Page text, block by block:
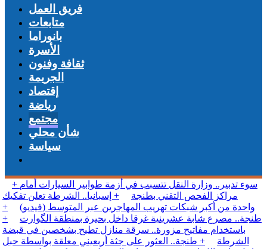
فريق العمل
متابعات
بانوراما
الأسرة
ثقافة وفنون
الجريمة
إقتصاد
رياضة
مجتمع
شأن محلي
سياسة
+ سوء تدبير.. وزارة النقل تتسبب في أزمة طوابير
السيارات أمام مراكز الفحص التقني بطنجة
+ إسبانيا..
الشرطة تعلن تفكيك واحدة من أكبر شبكات تهريب
المهاجرين عبر المتوسط (فيديو)
+ طنجة.. مصرع شابة
عشرينية غرقا داخل بحيرة بمنطقة الگوارت
+ باستخدام
مفاتيح مزورة.. سرقة منازل تطيح بشخصين في قبضة